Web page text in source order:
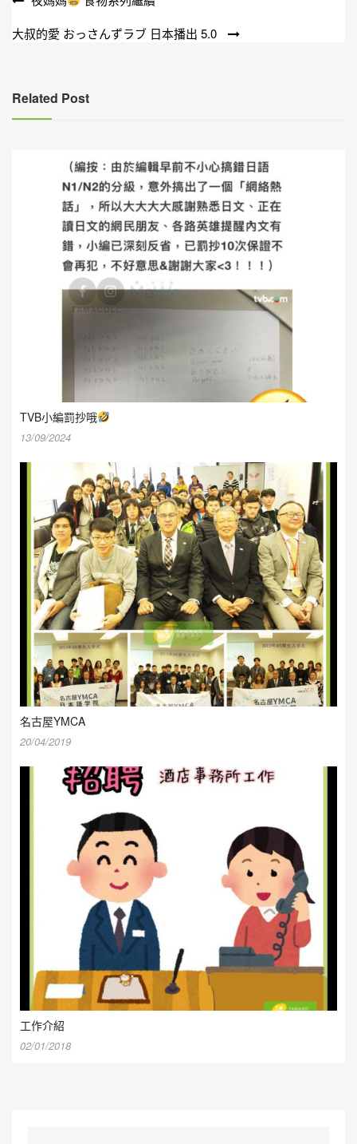
章
大叔的愛 おっさんずラブ 日本播出 5.0
Related Post
TVB小編罰抄哦
13/09/2024
名古屋YMCA
20/04/2019
工作介紹
02/01/2018